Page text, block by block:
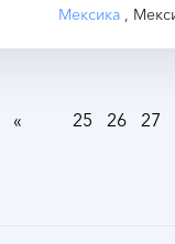
Мексика ,
« 25 26 27